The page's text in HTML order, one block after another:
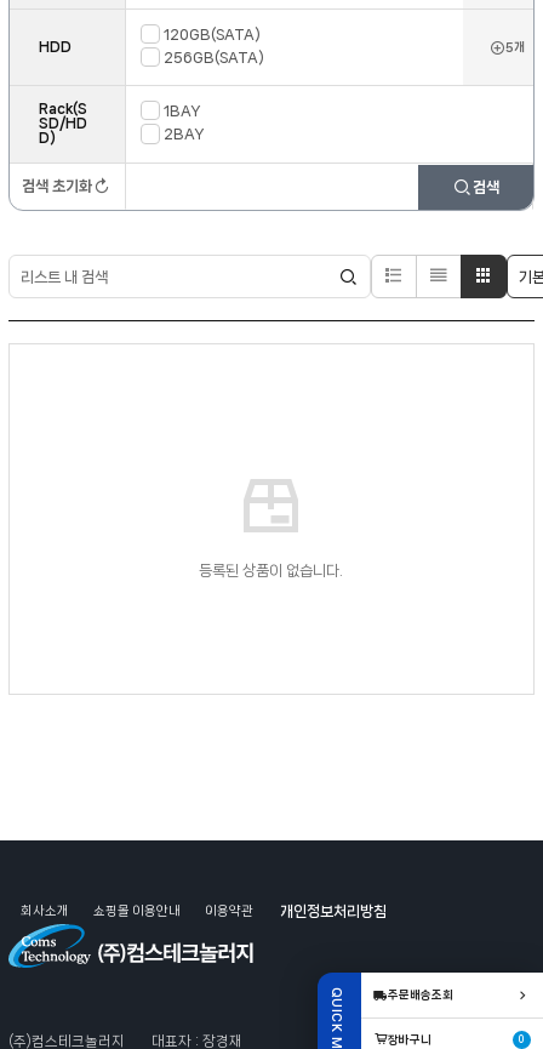
주문배송조회
장바구니 0
HDD
120GB(SATA)
256GB(SATA)
5개
Rack(S
SD/HD
D)
1BAY
2BAY
검색 초기화 검색
등록된 상품이 없습니다.
회사소개 쇼핑몰 이용안내 이용약관 개인정보처리방침
(주)컴스테크놀러지 대표자 : 장경재
노이즈
필터